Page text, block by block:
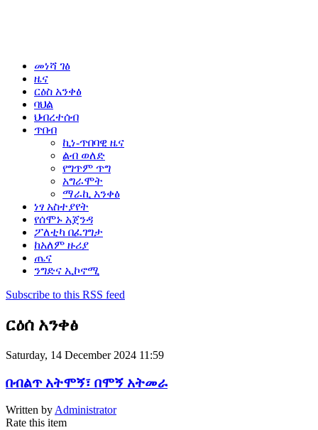
መነሻ ገፅ
ዜና
ርዕስ አንቀፅ
ባህል
ህብረተሰብ
ጥበብ
ኪነ-ጥበባዊ ዜና
ልብ ወለድ
የግጥም ጥግ
አግራሞት
ማራኪ አንቀፅ
ነፃ አስተያየት
የሰሞኑ አጀንዳ
ፖለቲካ በፈገግታ
ከአለም ዙሪያ
ጤና
ንግድና ኢኮኖሚ
Subscribe to this RSS feed
ርዕሰ አንቀፅ
Saturday, 14 December 2024 11:59
በብልጥ አትሞኝ፣ በሞኝ አትመራ
Written by Administrator
Rate this item